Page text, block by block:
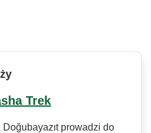
Trek
prowadzi do